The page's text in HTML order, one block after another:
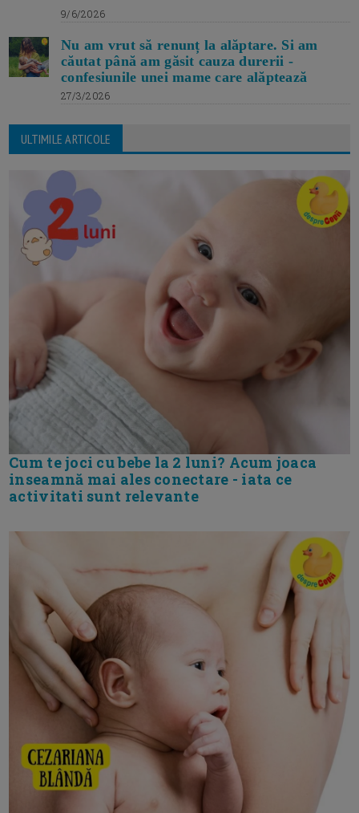
9/6/2026
Nu am vrut să renunț la alăptare. Si am
căutat până am găsit cauza durerii -
confesiunile unei mame care alăptează
27/3/2026
ULTIMILE ARTICOLE
Cum te joci cu bebe la 2 luni? Acum joaca
inseamnă mai ales conectare - iata ce
activitati sunt relevante